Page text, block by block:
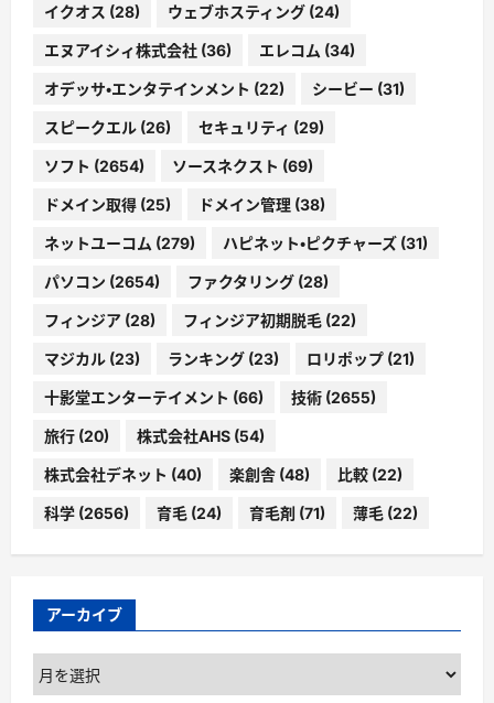
イクオス (28) ウェブホスティング (24)
エヌアイシィ株式会社 (36) エレコム (34)
オデッサ・エンタテインメント (22) シービー (31)
スピークエル (26) セキュリティ (29)
ソフト (2654) ソースネクスト (69)
ドメイン取得 (25) ドメイン管理 (38)
ネットユーコム (279) ハピネット・ピクチャーズ (31)
パソコン (2654) ファクタリング (28)
フィンジア (28) フィンジア初期脱毛 (22)
マジカル (23) ランキング (23) ロリポップ (21)
十影堂エンターテイメント (66) 技術 (2655)
旅行 (20) 株式会社AHS (54)
株式会社デネット (40) 楽創舎 (48) 比較 (22)
科学 (2656) 育毛 (24) 育毛剤 (71) 薄毛 (22)
アーカイブ
ア
ー